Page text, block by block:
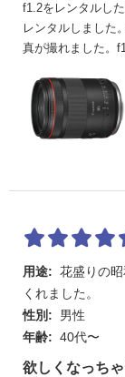
f1.2をレンタルし
レンタルしました
真が撮れました。
用途: 花盛りの
くれました。
性別:
男性
年齢: 40代〜
欲しくなっちゃ